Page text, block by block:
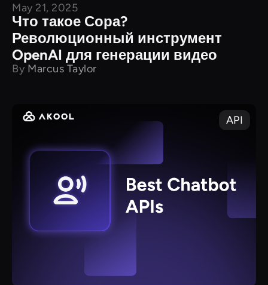
May 21, 2025
Что такое Сора?
Революционный инструмент
OpenAI для генерации видео
By Marcus Taylor
API